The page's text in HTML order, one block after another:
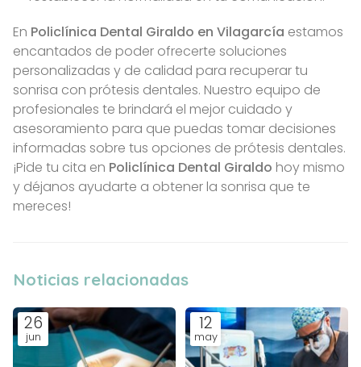
En Policlínica Dental Giraldo en Vilagarcía estamos
encantados de poder ofrecerte soluciones
personalizadas y de calidad para recuperar tu
sonrisa con prótesis dentales. Nuestro equipo de
profesionales te brindará el mejor cuidado y
asesoramiento para que puedas tomar decisiones
informadas sobre tus opciones de prótesis dentales.
¡Pide tu cita en Policlínica Dental Giraldo hoy mismo
y déjanos ayudarte a obtener la sonrisa que te
mereces!
Noticias relacionadas
26
jun
12
may